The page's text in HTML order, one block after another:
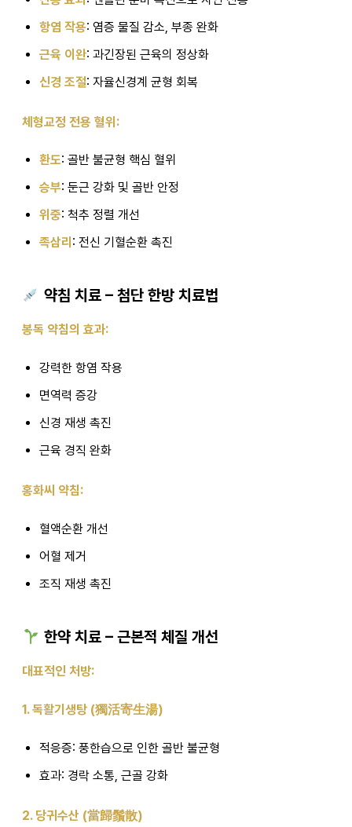
항염 작용: 염증 물질 감소, 부종 완화
근육 이완: 과긴장된 근육의 정상화
신경 조절: 자율신경계 균형 회복
체형교정 전용 혈위:
환도: 골반 불균형 핵심 혈위
승부: 둔근 강화 및 골반 안정
위중: 척추 정렬 개선
족삼리 : 전신 기혈순환 촉진
약침 치료 – 첨단 한방 치료법
봉독 약침의 효과:
강력한 항염 작용
면역력 증강
신경 재생 촉진
근육 경직 완화
홍화씨 약침:
혈액순환 개선
어혈 제거
조직 재생 촉진
한약 치료 – 근본적 체질 개선
대표적인 처방:
1. 독활기생탕 (獨活寄生湯)
적응증: 풍한습으로 인한 골반 불균형
효과: 경락 소통, 근골 강화
2. 당귀수산 (當歸鬚散)